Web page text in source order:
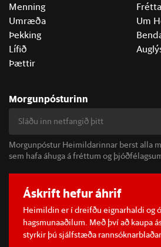
Menning
Umræða
Þekking
Lífið
Þættir
Um
Morgunpósturinn
Morgunpóstur Heimildarinnar berst alla
sem hafa áhuga á fréttum og
Áskrift hefur áhrif
Heimildin er í dreifðu eignarhaldi og
hagsmunaaðilum. Með því að kaupa
styrkir þú sjálfstæða